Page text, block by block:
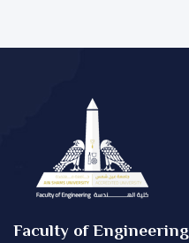
Faculty of Engineering